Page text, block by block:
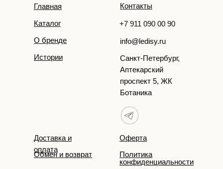
О бренде
Каталог
Главная
Доставка и
оплата
Контакты
+7 911 090 00 90
info@ledisy.ru
Санкт-Петербург,
Аптекарский
проспект 5, ЖК
Ботаника
Обмен и возврат
Оферта
Политика
конфиденциальности
Истории